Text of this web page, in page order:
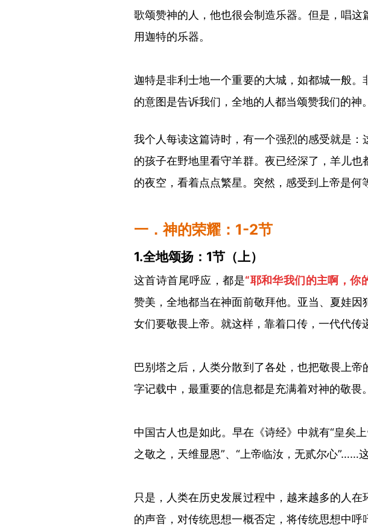
歌颂赞神的人，他也很会制造乐器。但是，唱
用迦特的乐器。
迦特是非利士地一个重要的大城，如都城一般
的意图是告诉我们，全地的人都当颂赞我们的神。
我个人每读这篇诗时，有一个强烈的感受就是
的孩子在野地里看守羊群。夜已经深了，羊儿
的夜空，看着点点繁星。突然，感受到上帝是何
一．神的荣耀： 1-2节
1.全地颂扬：1节（上）
这首诗首尾呼应，都是“耶和华我们的主啊，你
赞美，全地都当在神面前敬拜他。 亚当、夏娃因
女们要敬畏上帝。就这样，靠着口传，一代代传
巴别塔之后，人类分散到了各处，也把敬畏上
字记载中，最重要的信息都是充满着对神的敬畏。
中国古人也是如此。早在《诗经》中就有“皇矣
之敬之，天维显恩”、“上帝临汝，无贰尔心”……
只是，人类在历史发展过程中，越来越多的人
的声音，对传统思想一概否定，将传统思想中呼